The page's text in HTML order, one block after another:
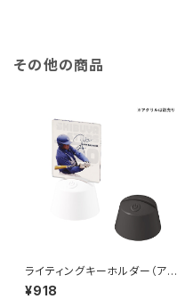
その他の商品
ライティングキーホルダー（アク
リル板対応） MG
¥918